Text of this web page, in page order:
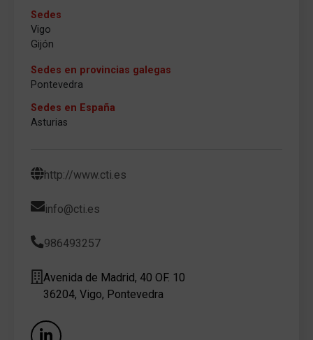
Sedes
Vigo
Gijón
Sedes en provincias galegas
Pontevedra
Sedes en España
Asturias
http://www.cti.es
info@cti.es
986493257
Avenida de Madrid, 40 OF. 10
36204, Vigo, Pontevedra